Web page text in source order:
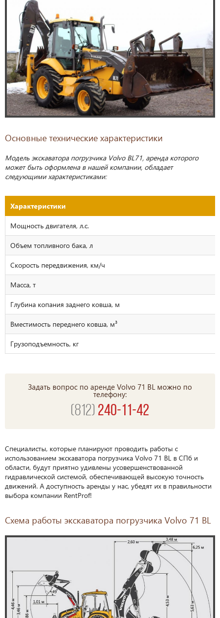
Основные технические характеристики
Модель экскаватора погрузчика Volvo BL71, аренда которого
может быть оформлена в нашей компании, обладает
следующими характеристиками:
Характеристики
Мощность двигателя, л.с.
Объем топливного бака, л
Скорость передвижения, км/ч
Масса, т
Глубина копания заднего ковша, м
Вместимость переднего ковша, м³
Грузоподъемность, кг
Задать вопрос по аренде Volvo 71 BL можно по
телефону:
(812) 240-11-42
Специалисты, которые планируют проводить работы с
использованием экскаватора погрузчика Volvo 71 BL в СПб и
области, будут приятно удивлены усовершенствованной
гидравлической системой, обеспечивающей высокую точность
движений. А доступность аренды у нас, убедят их в правильности
выбора компании RentProf!
Схема работы экскаватора погрузчика Volvo 71 BL